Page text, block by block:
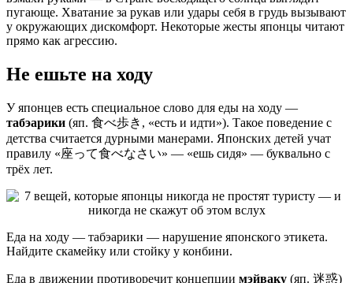
пугающе. Хватание за рукав или удары себя в грудь вызывают
у окружающих дискомфорт. Некоторые жесты японцы читают
прямо как агрессию.
Не ешьте на ходу
У японцев есть специальное слово для еды на ходу —
табэарики (яп. 食べ歩き, «есть и идти»). Такое поведение с
детства считается дурными манерами. Японских детей учат
правилу «座って食べなさい» — «ешь сидя» — буквально с
трёх лет.
Еда на ходу — табэарики — нарушение японского этикета.
Найдите скамейку или стойку у конбини.
Еда в движении противоречит концепции мэйваку (яп. 迷惑)